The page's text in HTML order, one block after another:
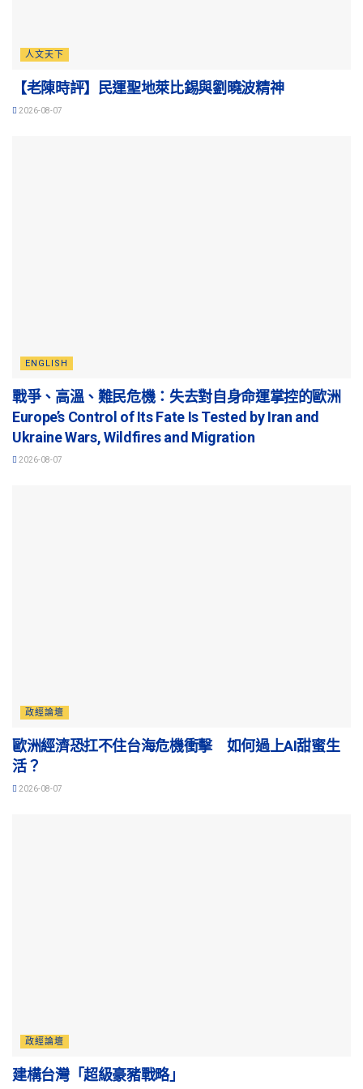
人文天下
【老陳時評】民運聖地萊比錫與劉曉波精神
2026-08-07
ENGLISH
戰爭、高溫、難民危機：失去對自身命運掌控的歐洲
Europe’s Control of Its Fate Is Tested by Iran and
Ukraine Wars, Wildfires and Migration
2026-08-07
政經論壇
歐洲經濟恐扛不住台海危機衝擊 如何過上AI甜蜜生
活？
2026-08-07
政經論壇
建構台灣「超級豪豬戰略」